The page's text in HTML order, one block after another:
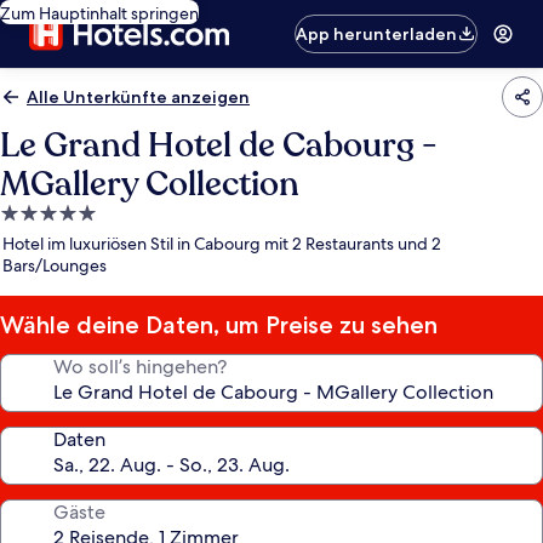
Zum Hauptinhalt springen
App herunterladen
Alle Unterkünfte anzeigen
Le Grand Hotel de Cabourg -
MGallery Collection
5.0-
Sterne-
Unterkunft
Hotel im luxuriösen Stil in Cabourg mit 2 Restaurants und 2
Bars/Lounges
Wähle deine Daten, um Preise zu sehen
Wo soll’s hingehen?
Daten
Gäste